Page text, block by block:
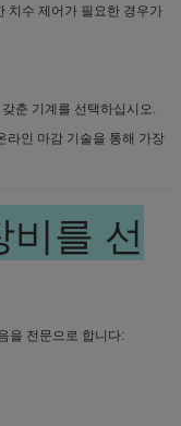
치수 제어가 필요한 경우가
춘 기계를 선택하십시오.
라인 마감 기술을 통해 가장
를 선
을 전문으로 합니다: